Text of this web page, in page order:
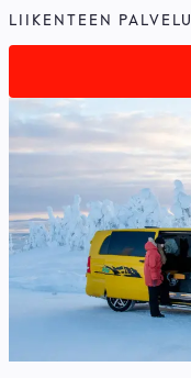
LIIKENTEEN PALVELU